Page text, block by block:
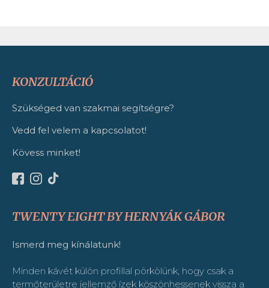
KONZULTÁCIÓ
Szükséged van szakmai segítségre?
Vedd fel velem a kapcsolatot!
Kövess minket!
TWENTY EIGHT BY HERNYÁK GÁBOR
Ismerd meg kínálatunk!
Minden kávét külön profillal pörkölünk, hogy csak a
termőterületre jellemző ízek köszönhessenek vissza a